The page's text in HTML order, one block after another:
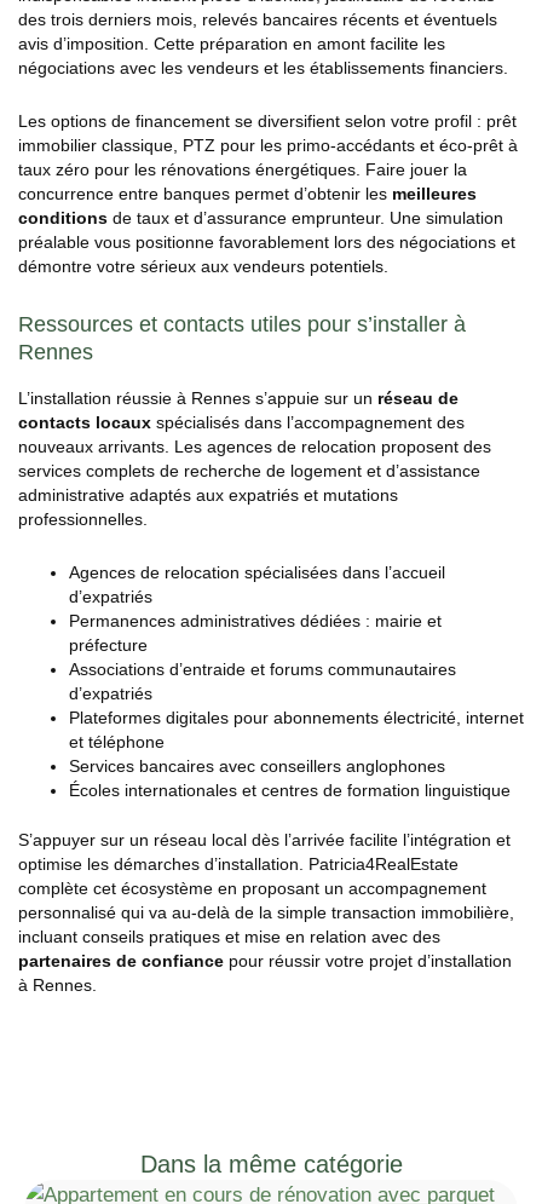
des trois derniers mois, relevés bancaires récents et éventuels
avis d’imposition. Cette préparation en amont facilite les
négociations avec les vendeurs et les établissements financiers.
Les options de financement se diversifient selon votre profil : prêt
immobilier classique, PTZ pour les primo-accédants et éco-prêt à
taux zéro pour les rénovations énergétiques. Faire jouer la
concurrence entre banques permet d’obtenir les meilleures
conditions de taux et d’assurance emprunteur. Une simulation
préalable vous positionne favorablement lors des négociations et
démontre votre sérieux aux vendeurs potentiels.
Ressources et contacts utiles pour s’installer à
Rennes
L’installation réussie à Rennes s’appuie sur un réseau de
contacts locaux spécialisés dans l’accompagnement des
nouveaux arrivants. Les agences de relocation proposent des
services complets de recherche de logement et d’assistance
administrative adaptés aux expatriés et mutations
professionnelles.
Agences de relocation spécialisées dans l’accueil
d’expatriés
Permanences administratives dédiées : mairie et
préfecture
Associations d’entraide et forums communautaires
d’expatriés
Plateformes digitales pour abonnements électricité, internet
et téléphone
Services bancaires avec conseillers anglophones
Écoles internationales et centres de formation linguistique
S’appuyer sur un réseau local dès l’arrivée facilite l’intégration et
optimise les démarches d’installation. Patricia4RealEstate
complète cet écosystème en proposant un accompagnement
personnalisé qui va au-delà de la simple transaction immobilière,
incluant conseils pratiques et mise en relation avec des
partenaires de confiance pour réussir votre projet d’installation
à Rennes.
Dans la même catégorie